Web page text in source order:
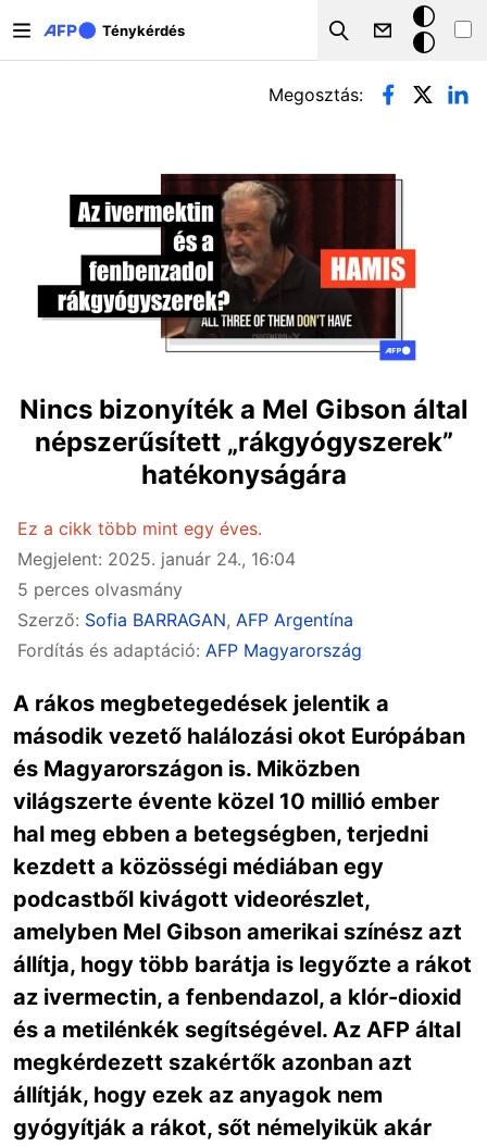
Ténykérdés
Search
Sötét
mód
Elsődleges fülek
Megosztás:
Nincs bizonyíték a Mel Gibson által
népszerűsített „rákgyógyszerek”
hatékonyságára
Ez a cikk több mint egy éves.
Megjelent: 2025. január 24., 16:04
5 perces olvasmány
Szerző: Sofia BARRAGAN, AFP Argentína
Fordítás és adaptáció: AFP Magyarország
A rákos megbetegedések jelentik a
második vezető halálozási okot Európában
és Magyarországon is. Miközben
világszerte évente közel 10 millió ember
hal meg ebben a betegségben, terjedni
kezdett a közösségi médiában egy
podcastből kivágott videorészlet,
amelyben Mel Gibson amerikai színész azt
állítja, hogy több barátja is legyőzte a rákot
az ivermectin, a fenbendazol, a klór-dioxid
és a metilénkék segítségével. Az AFP által
megkérdezett szakértők azonban azt
állítják, hogy ezek az anyagok nem
gyógyítják a rákot, sőt némelyikük akár